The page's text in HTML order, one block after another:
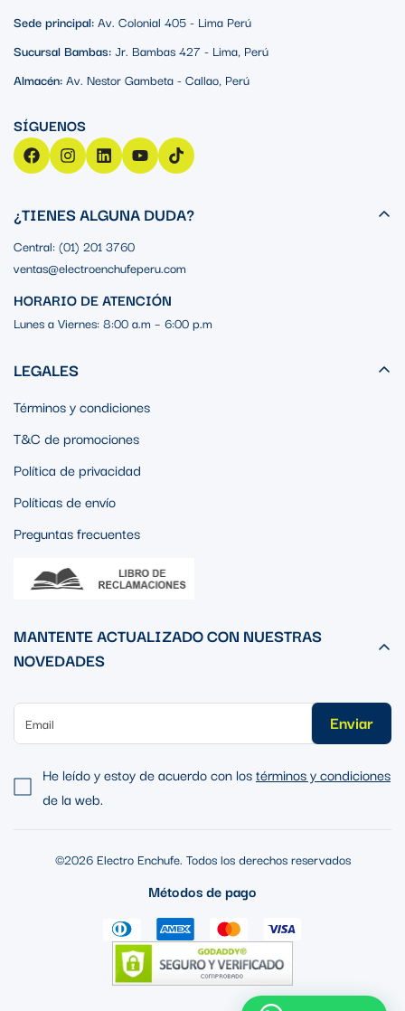
Sede principal:Av. Colonial 405 - Lima Perú
Sucursal Bambas:Jr. Bambas 427 - Lima, Perú
Almacén:Av. Nestor Gambeta - Callao, Perú
¿TIENES ALGUNA DUDA?
Central: (01) 201 3760
ventas@electroenchufeperu.com
HORARIO DE ATENCIÓN
Lunes a Viernes: 8:00 a.m – 6:00 p.m
LEGALES
Términos y condiciones
T&C de promociones
Política de privacidad
Políticas de envío
Preguntas frecuentes
MANTENTE ACTUALIZADO CON NUESTRAS
NOVEDADES
Enviar
He leído y estoy de acuerdo con lostérminos y condiciones
de la web.
©2026 Electro Enchufe. Todos los derechos reservados
Métodos de pago